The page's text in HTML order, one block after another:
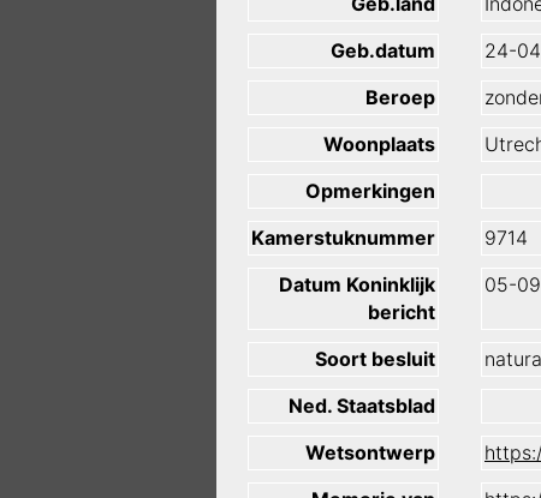
Geb.datum
24-
Beroep
Woonplaats
Opmerkingen
Kamerstuknummer
9714
Datum Koninklijk
bericht
05-
Soort besluit
Ned. Staatsblad
Wetsontwerp